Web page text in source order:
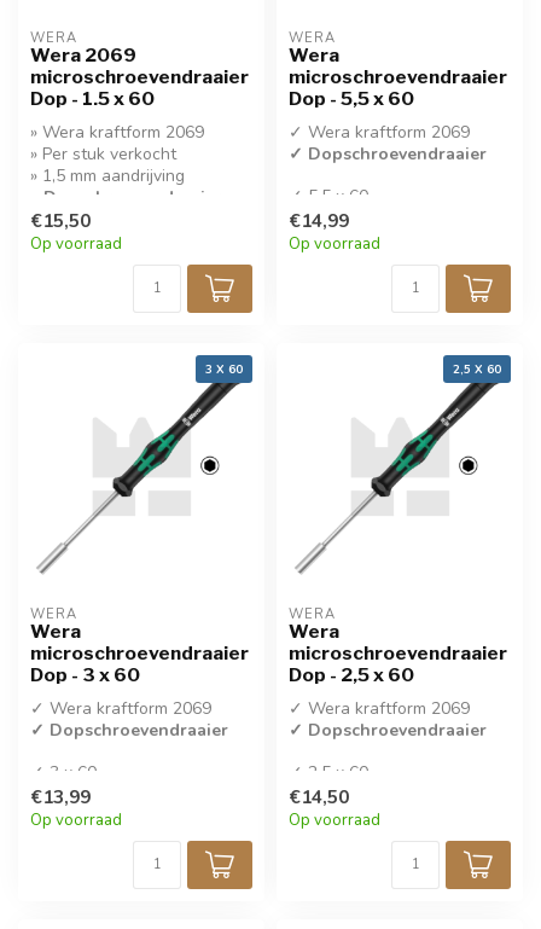
WERA
Wera 2069
microschroevendraaier
Dop - 1.5 x 60
» Wera kraftform 2069
» Per stuk verkocht
» 1,5 mm aandrijving
» Dopschroevendraaier
€15,50
Op voorraad
WERA
Wera
microschroevendraaier
Dop - 5,5 x 60
✓ Wera kraftform 2069
✓ Dopschroevendraaier
✓ 5,5 x 60
✓ Per stuk verkocht
€14,99
Op voorraad
3 X 60
WERA
Wera
microschroevendraaier
Dop - 3 x 60
✓ Wera kraftform 2069
✓ Dopschroevendraaier
✓ 3 x 60
✓ Per stuk verkocht
€13,99
Op voorraad
2,5 X 60
WERA
Wera
microschroevendraaier
Dop - 2,5 x 60
✓ Wera kraftform 2069
✓ Dopschroevendraaier
✓ 2,5 x 60
✓ Per stuk verkocht
€14,50
Op voorraad